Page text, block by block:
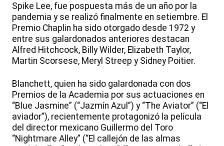
Spike Lee, fue pospuesta más de un año por la
pandemia y se realizó finalmente en setiembre. El
Premio Chaplin ha sido otorgado desde 1972 y
entre sus galardonados anteriores destacan
Alfred Hitchcock, Billy Wilder, Elizabeth Taylor,
Martin Scorsese, Meryl Streep y Sidney Poitier.
Blanchett, quien ha sido galardonada con dos
Premios de la Academia por sus actuaciones en
“Blue Jasmine” (“Jazmín Azul”) y “The Aviator” (“El
aviador”), recientemente protagonizó la película
del director mexicano Guillermo del Toro
“Nightmare Alley” (“El callejón de las almas